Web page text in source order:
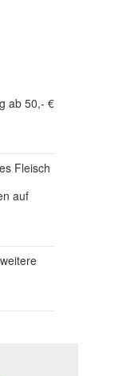
ab 50,- €
Fleisch
auf